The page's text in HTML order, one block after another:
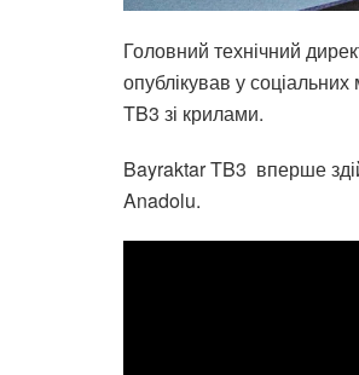
Головний технічний
опублікував у
TB3 зі крилами.
Bayraktar TB3 вперше
Anadolu.